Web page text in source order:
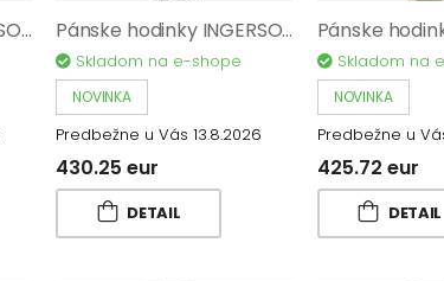
Pánske hodinky INGERSOLL The Yield I17801 Pánske hodinky INGERSOLL The Yield I17802
Skladom na e-shope
NOVINKA
Predbežne u Vás 13.8.2026
430.25 eur
DETAIL
Skladom na
NOVINKA
Predbežne u
425.72 eur
DETAIL